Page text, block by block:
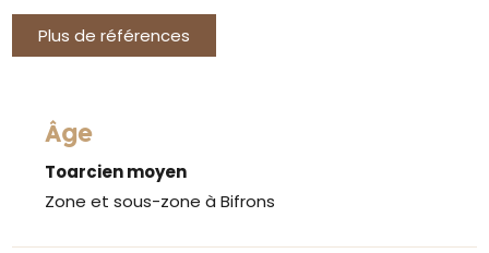
Plus de références
Âge
Toarcien moyen
Zone et sous-zone à Bifrons